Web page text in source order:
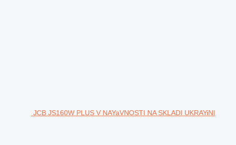
JCB JS160W PLUS V NAYaVNOSTI NA SKLADI UKRAYiNI